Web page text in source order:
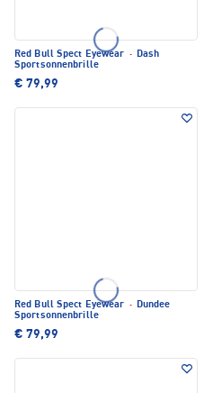
Red Bull Spect Eyewear · Dash
Sportsonnenbrille
€ 79,99
Red Bull Spect Eyewear · Dundee
Sportsonnenbrille
€ 79,99